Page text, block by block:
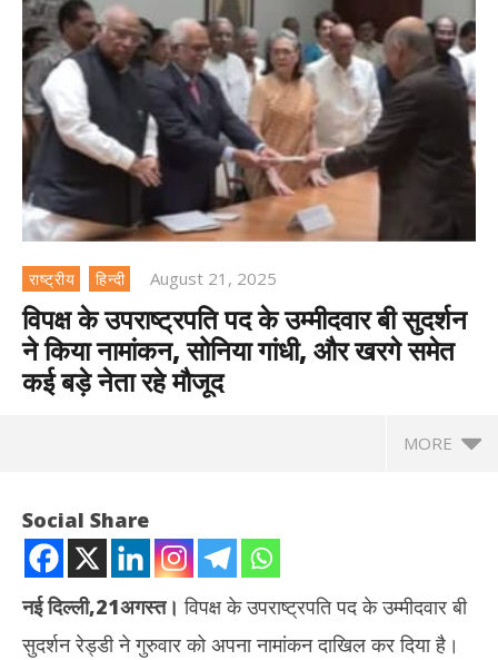
राष्ट्रीय हिन्दी August 21, 2025
विपक्ष के उपराष्ट्रपति पद के उम्मीदवार बी सुदर्शन
ने किया नामांकन, सोनिया गांधी, और खरगे समेत
कई बड़े नेता रहे मौजूद
MORE
Social Share
नई दिल्ली,21अगस्त। विपक्ष के उपराष्ट्रपति पद के उम्मीदवार बी
सुदर्शन रेड्डी ने गुरुवार को अपना नामांकन दाखिल कर दिया है।